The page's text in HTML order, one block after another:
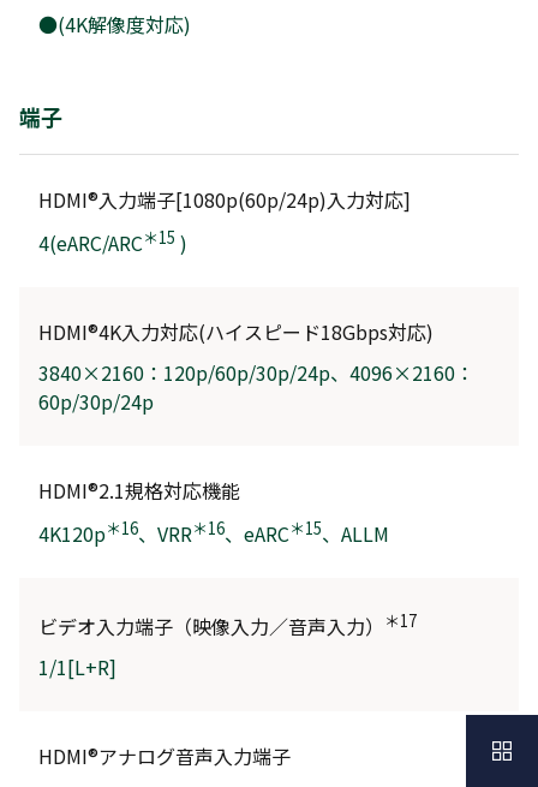
●(4K解像度対応)
端子
HDMI®入力端子[1080p(60p/24p)入力対応]
4(eARC/ARC＊15 )
HDMI®4K入力対応(ハイスピード18Gbps対応)
3840×2160：120p/60p/30p/24p、4096×2160：
60p/30p/24p
HDMI®2.1規格対応機能
4K120p＊16、VRR＊16、eARC＊15、ALLM
ビデオ入力端子（映像入力／音声入力） ＊17
1/1[L+R]
HDMI®アナログ音声入力端子